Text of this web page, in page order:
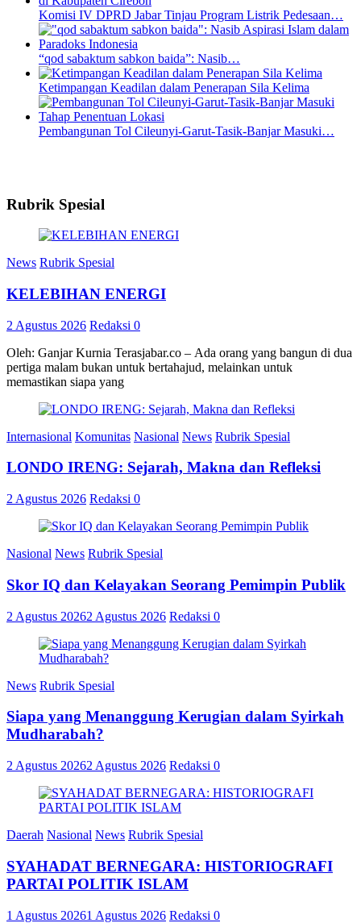
Komisi IV DPRD Jabar Tinjau Program Listrik Pedesaan…
“qod sabaktum sabkon baida”: Nasib…
Ketimpangan Keadilan dalam Penerapan Sila Kelima
Pembangunan Tol Cileunyi-Garut-Tasik-Banjar Masuki…
Rubrik Spesial
News Rubrik Spesial
KELEBIHAN ENERGI
2 Agustus 2026 Redaksi 0
Oleh: Ganjar Kurnia Terasjabar.co – Ada orang yang bangun di dua
pertiga malam bukan untuk bertahajud, melainkan untuk
memastikan siapa yang
Internasional Komunitas Nasional News Rubrik Spesial
LONDO IRENG: Sejarah, Makna dan Refleksi
2 Agustus 2026 Redaksi 0
Nasional News Rubrik Spesial
Skor IQ dan Kelayakan Seorang Pemimpin Publik
2 Agustus 20262 Agustus 2026 Redaksi 0
News Rubrik Spesial
Siapa yang Menanggung Kerugian dalam Syirkah
Mudharabah?
2 Agustus 20262 Agustus 2026 Redaksi 0
Daerah Nasional News Rubrik Spesial
SYAHADAT BERNEGARA: HISTORIOGRAFI
PARTAI POLITIK ISLAM
1 Agustus 20261 Agustus 2026 Redaksi 0